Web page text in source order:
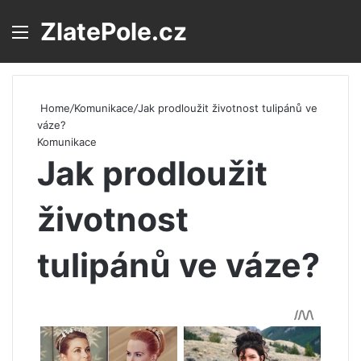
Menu
ZlatePole.cz
Home/Komunikace/Jak prodloužit životnost tulipánů ve
váze?
Komunikace
Jak prodloužit
životnost
tulipánů ve váze?